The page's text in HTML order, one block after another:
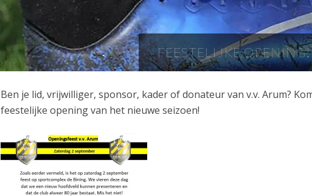
FEESTELIJKE OPENING!
Ben je lid, vrijwilliger, sponsor, kader of donateur van v.v. Arum?
feestelijke opening van het nieuwe seizoen!